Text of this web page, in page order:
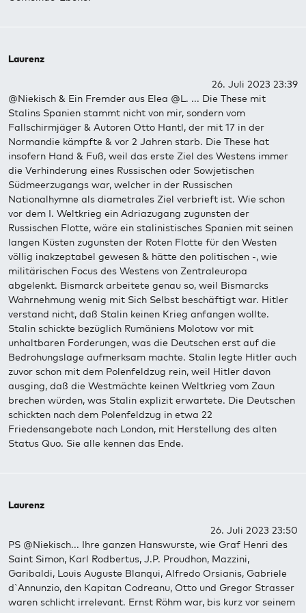
Laurenz
26. Juli 2023 23:39
@Niekisch & Ein Fremder aus Elea @L. ... Die These mit
Stalins Spanien stammt nicht von mir, sondern vom
Fallschirmjäger & Autoren Otto Hantl, der mit 17 in der
Normandie kämpfte & vor 2 Jahren starb. Die These hat
insofern Hand & Fuß, weil das erste Ziel des Westens immer
die Verhinderung eines Russischen oder Sowjetischen
Südmeerzugangs war, welcher in der Russischen
Nationalhymne als diametrales Ziel verbrieft ist. Wie schon
vor dem I. Weltkrieg ein Adriazugang zugunsten der
Russischen Flotte, wäre ein stalinistisches Spanien mit seinen
langen Küsten zugunsten der Roten Flotte für den Westen
völlig inakzeptabel gewesen & hätte den politischen -, wie
militärischen Focus des Westens von Zentraleuropa
abgelenkt. Bismarck arbeitete genau so, weil Bismarcks
Wahrnehmung wenig mit Sich Selbst beschäftigt war. Hitler
verstand nicht, daß Stalin keinen Krieg anfangen wollte.
Stalin schickte bezüglich Rumäniens Molotow vor mit
unhaltbaren Forderungen, was die Deutschen erst auf die
Bedrohungslage aufmerksam machte. Stalin legte Hitler auch
zuvor schon mit dem Polenfeldzug rein, weil Hitler davon
ausging, daß die Westmächte keinen Weltkrieg vom Zaun
brechen würden, was Stalin explizit erwartete. Die Deutschen
schickten nach dem Polenfeldzug in etwa 22
Friedensangebote nach London, mit Herstellung des alten
Status Quo. Sie alle kennen das Ende.
Laurenz
26. Juli 2023 23:50
PS @Niekisch... Ihre ganzen Hanswurste, wie Graf Henri des
Saint Simon, Karl Rodbertus, J.P. Proudhon, Mazzini,
Garibaldi, Louis Auguste Blanqui, Alfredo Orsianis, Gabriele
d`Annunzio, den Kapitan Codreanu, Otto und Gregor Strasser
waren schlicht irrelevant. Ernst Röhm war, bis kurz vor seinem